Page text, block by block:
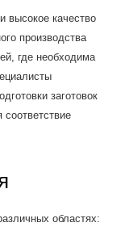
высокое качество
производства
где необходима
заготовок
соответствие
областях: